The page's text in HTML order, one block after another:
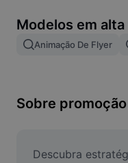
Mesclar imagens
Redimensionar
Criador de Memes
Modelos em alta
Animação De Flyer
Sobre
Descubra